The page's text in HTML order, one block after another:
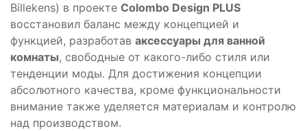
Billekens) в проекте Colombo Design PLUS
восстановил баланс между концепцией и
функцией, разработав аксессуары для ванной
комнаты, свободные от какого-либо стиля или
тенденции моды. Для достижения концепции
абсолютного качества, кроме функциональности
внимание также уделяется материалам и контролю
над производством.